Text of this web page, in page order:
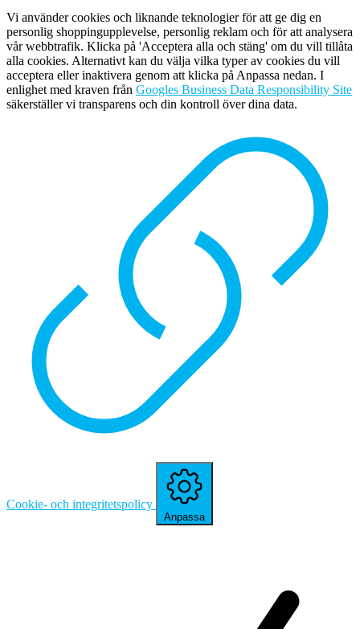
Vi använder cookies och liknande teknologier för att ge dig en
personlig shoppingupplevelse, personlig reklam och för att analysera
vår webbtrafik. Klicka på 'Acceptera alla och stäng' om du vill tillåta
alla cookies. Alternativt kan du välja vilka typer av cookies du vill
acceptera eller inaktivera genom att klicka på Anpassa nedan. I
enlighet med kraven från Googles Business Data Responsibility Site
säkerställer vi transparens och din kontroll över dina data.
Cookie- och integritetspolicy
Anpassa